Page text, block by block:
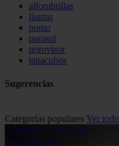
alfombrillas
llantas
pomo
parasol
retrovisor
tapacubos
Sugerencias
Categorías populares Ver todo
Alfombrillas de goma
Ver productos